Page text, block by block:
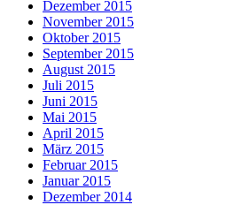
Dezember 2015
November 2015
Oktober 2015
September 2015
August 2015
Juli 2015
Juni 2015
Mai 2015
April 2015
März 2015
Februar 2015
Januar 2015
Dezember 2014